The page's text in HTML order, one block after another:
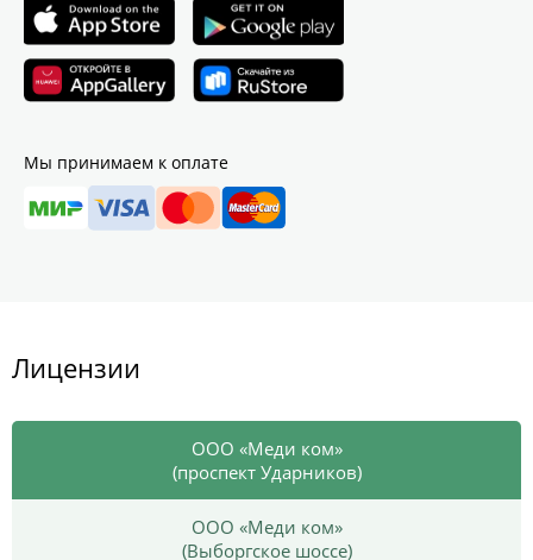
Мы принимаем к оплате
Лицензии
ООО «Меди ком»
(проспект Ударников)
ООО «Меди ком»
(Выборгское шоссе)